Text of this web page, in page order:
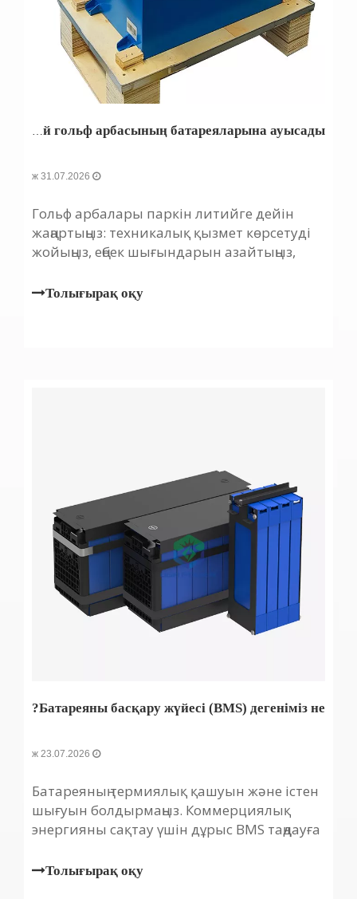
Неліктен гольф алаңдары мен флот операторлары литий гольф арбасының батареяларына ауысады?
Гольф арбалары паркін литийге дейін
жаңартыңыз: техникалық қызмет көрсетуді
жойыңыз, еңбек шығындарын азайтыңыз,
мерзімін ұзартыңыз. ROI-ді бүгін есептеңіз.
Толығырақ оқу
Батареяны басқару жүйесі (BMS) дегеніміз не?
Батареяның термиялық қашуын және істен
шығуын болдырмаңыз. Коммерциялық
энергияны сақтау үшін дұрыс BMS таңдауға
Қауіпсіздікті, жұмыс уақытын және активтің
Толығырақ оқу